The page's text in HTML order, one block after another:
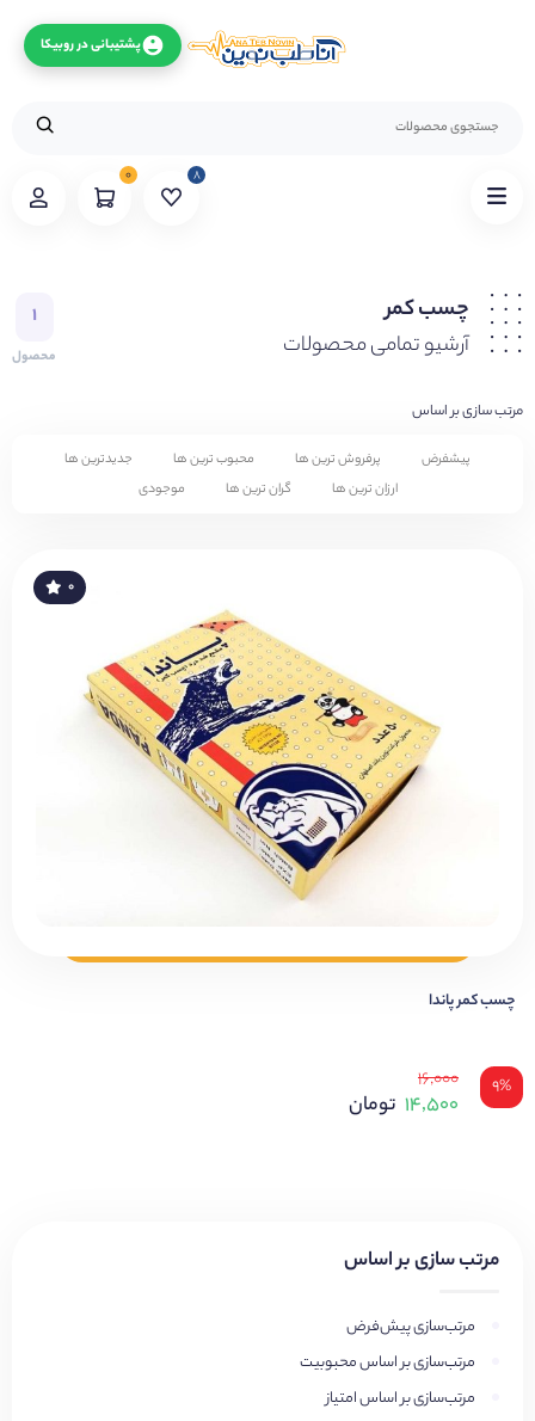
۰ ۸
مرتب سازی بر اساس
مرتب‌سازی پیش‌فرض
مرتب‌سازی بر اساس محبوبیت
مرتب‌سازی بر اساس امتیاز
چسب کمر
آرشیو تمامی محصولات
۱
محصول
مرتب سازی بر اساس
پیشفرض پرفروش ترین ها محبوب ترین ها
جدیدترین ها
ارزان ترین ها
گران ترین ها موجودی
۰
چسب کمر پاندا
۹% ۱۶,۰۰۰
۱۴,۵۰۰ تومان
پشتیبانی در روبیکا